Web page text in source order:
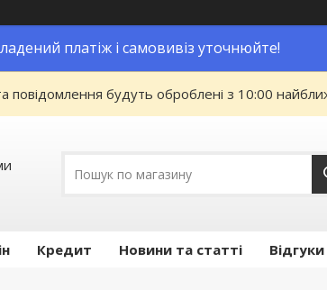
платіж і самовивіз уточнюйте!
повідомлення будуть оброблені з 10:00
Кредит Новини та статті Відгуки